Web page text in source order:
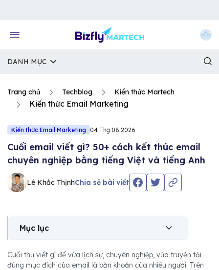
DANH MỤC
Trang chủ Techblog Kiến thức Martech
Kiến thức Email Marketing
Kiến thức Email Marketing 04 Thg 08 2026
Cuối email viết gì? 50+ cách kết thúc email
chuyên nghiệp bằng tiếng Việt và tiếng Anh
Lê Khắc ThịnhChia sẻ bài viết
Mục lục
Cuối thư viết gì để vừa lịch sự, chuyên nghiệp, vừa truyền tải
đúng mục đích của email là băn khoăn của nhiều người. Trên